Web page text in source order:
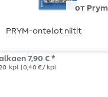
от Prym
PRYM-ontelot niitit
7,90 € *
kpl | 0,40 € / kpl